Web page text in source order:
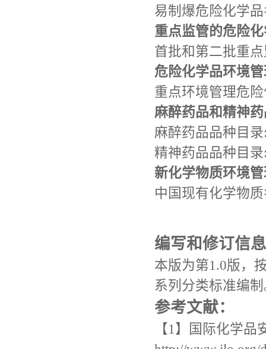
易制爆危险化学
重点监管的危险
首批和第二批重
危险化学品环境
重点环境管理危
麻醉药品和精神
麻醉药品品种目
精神药品品种目
新化学物质环境
中国现有化学物
编写和修订信
本版为第1.0版，
系列分类标准编
参考文献：
【1】国际化学